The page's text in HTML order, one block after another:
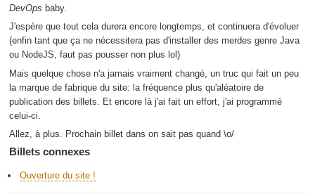
DevOps baby.
J'espère que tout cela durera encore longtemps, et continuera d'évoluer
(enfin tant que ça ne nécessitera pas d'installer des merdes genre Java
ou NodeJS, faut pas pousser non plus lol)
Mais quelque chose n'a jamais vraiment changé, un truc qui fait un peu
la marque de fabrique du site: la fréquence plus qu'aléatoire de
publication des billets. Et encore là j'ai fait un effort, j'ai programmé
celui-ci.
Allez, à plus. Prochain billet dans on sait pas quand \o/
Billets connexes
Ouverture du site !